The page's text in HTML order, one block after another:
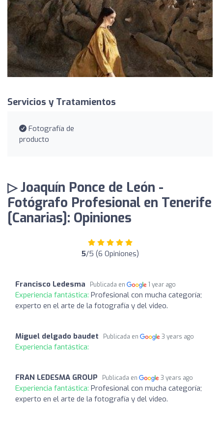
Servicios y Tratamientos
Fotografía de
producto
▷ Joaquín Ponce de León -
Fotógrafo Profesional en Tenerife
[Canarias]: Opiniones
5/5 (6 Opiniones)
Francisco Ledesma Publicada en 1 year ago
Experiencia fantástica: Profesional con mucha categoría;
experto en el arte de la fotografía y del video.
Miguel delgado baudet Publicada en 3 years ago
Experiencia fantástica:
FRAN LEDESMA GROUP Publicada en 3 years ago
Experiencia fantástica: Profesional con mucha categoría;
experto en el arte de la fotografía y del video.